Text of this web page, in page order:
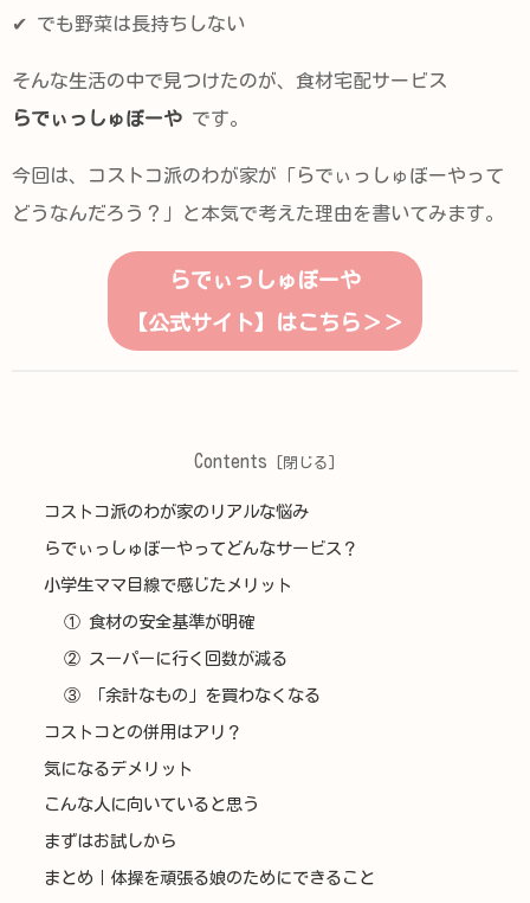
✔ でも野菜は長持ちしない
そんな生活の中で見つけたのが、食材宅配サービス
らでぃっしゅぼーや です。
今回は、コストコ派のわが家が「らでぃっしゅぼーやって
どうなんだろう？」と本気で考えた理由を書いてみます。
らでぃっしゅぼーや
【公式サイト】はこちら＞＞
Contents
コストコ派のわが家のリアルな悩み
らでぃっしゅぼーやってどんなサービス？
小学生ママ目線で感じたメリット
① 食材の安全基準が明確
② スーパーに行く回数が減る
③ 「余計なもの」を買わなくなる
コストコとの併用はアリ？
気になるデメリット
こんな人に向いていると思う
まずはお試しから
まとめ｜体操を頑張る娘のためにできること